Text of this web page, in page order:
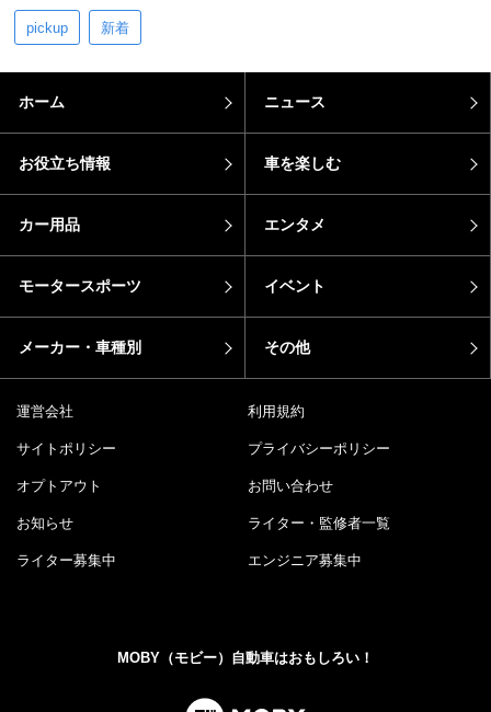
pickup 新着
ホーム ニュース
お役立ち情報 車を楽しむ
カー用品 エンタメ
モータースポーツ イベント
メーカー・車種別 その他
運営会社 利用規約
サイトポリシー プライバシーポリシー
オプトアウト お問い合わせ
お知らせ ライター・監修者一覧
ライター募集中 エンジニア募集中
MOBY（モビー）自動車はおもしろい！